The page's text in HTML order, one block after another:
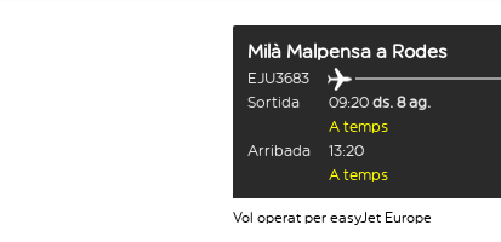
Milà Malpensa a Rodes
EJU3683
Sortida
09:20 ds. 8 ag.
A temps
Arribada
13:20
A temps
Vol operat per easyJet Europe